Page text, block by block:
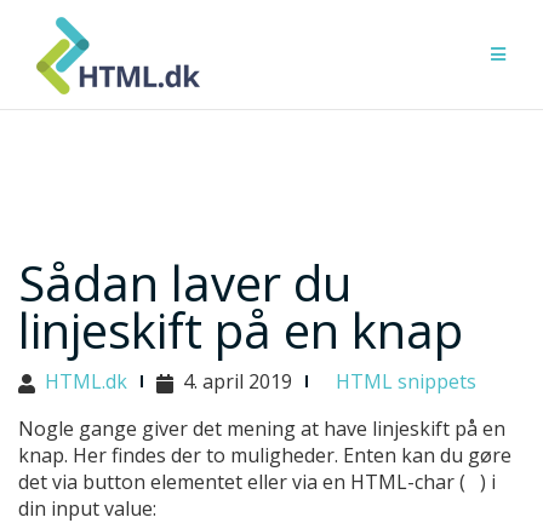
content
Sådan laver du
linjeskift på en knap
HTML.dk 4. april 2019
HTML snippets
Nogle gange giver det mening at have linjeskift på en
knap. Her findes der to muligheder. Enten kan du gøre
det via button elementet eller via en HTML-char ( ) i
din input value: